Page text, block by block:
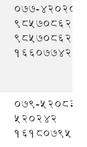
077-420208,
9857086209
079-
520242